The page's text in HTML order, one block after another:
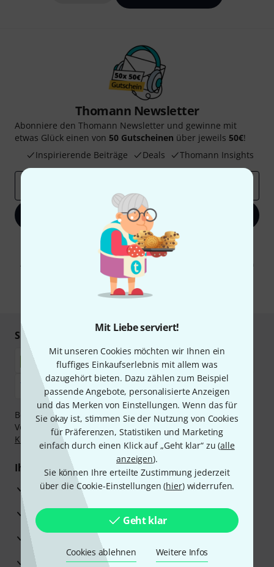
Mit Liebe serviert!
Mit unseren Cookies möchten wir Ihnen ein
fluffiges Einkaufserlebnis mit allem was
dazugehört bieten. Dazu zählen zum Beispiel
passende Angebote, personalisierte Anzeigen
und das Merken von Einstellungen. Wenn das für
Sie okay ist, stimmen Sie der Nutzung von Cookies
für Präferenzen, Statistiken und Marketing
einfach durch einen Klick auf „Geht klar“ zu (alle
anzeigen).
Sie können Ihre erteilte Zustimmung jederzeit
über die Cookie-Einstellungen (hier) widerrufen.
Geht klar
Cookies ablehnen Weitere Infos
Thomann Newsletter
Abonniere den Thomann Newsletter und gewinne mit
etwas Glück einen von 50 Gutscheinen über jeweils 50€!
Inspirierende Beiträge
Deals Thomann Insights
Jetzt anmelden
Mit Klick auf „Jetzt anmelden“ stimmen Sie dem Erhalt von E-Mail-
Werbung und einer Messung des E-Mail-Nutzungsverhaltens zu. Die
Abmeldung ist jederzeit möglich. Weitere Informationen finden Sie in
unseren
Datenschutzhinweisen
* Pflichtfeld
Sicher einkaufen & bezahlen
Bezahlen Sie vertraulich und sicher per Nachnahme,
Vorkasse, PayPal, Amazon Pay, Klarna Sofort bezahlen
Klarna Ratenzahlungoder Kreditkarte.
Ihre Vorteile
3 Jahre Thomann Garantie
30 Tage Money-Back-Garantie
Reparaturservice
Beratung durch Fachexperten